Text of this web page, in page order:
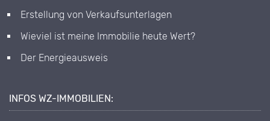
Erstellung von Verkaufsunterlagen
Wieviel ist meine Immobilie heute Wert?
Der Energieausweis
INFOS WZ-IMMOBILIEN: